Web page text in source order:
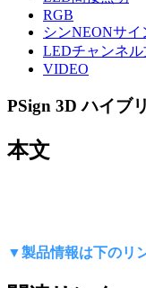
RGB
シンNEONサイ
LEDチャンネ
VIDEO
PSign 3D ハイブ
本文
▼製品情報は下のリ